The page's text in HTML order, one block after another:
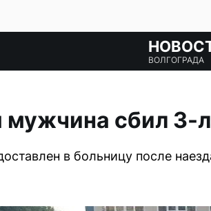
ВОЛГОГРАДА
сбил 3-
в больницу после